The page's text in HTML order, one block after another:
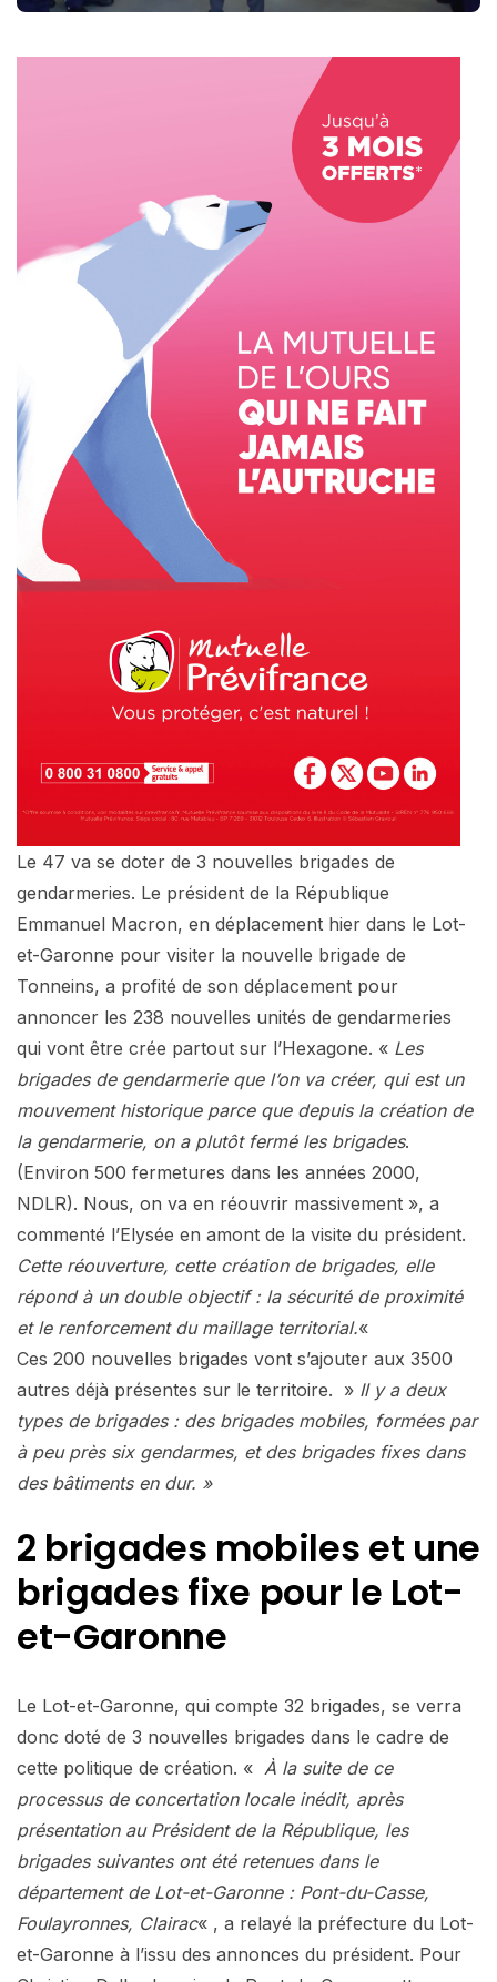
Le 47 va se doter de 3 nouvelles brigades de
gendarmeries. Le président de la République
Emmanuel Macron, en déplacement hier dans le Lot-
et-Garonne pour visiter la nouvelle brigade de
Tonneins, a profité de son déplacement pour
annoncer les 238 nouvelles unités de gendarmeries
qui vont être crée partout sur l’Hexagone. « Les
brigades de gendarmerie que l’on va créer, qui est un
mouvement historique parce que depuis la création de
la gendarmerie, on a plutôt fermé les brigades.
(Environ 500 fermetures dans les années 2000,
NDLR). Nous, on va en réouvrir massivement », a
commenté l’Elysée en amont de la visite du président.
Cette réouverture, cette création de brigades, elle
répond à un double objectif : la sécurité de proximité
et le renforcement du maillage territorial.«
Ces 200 nouvelles brigades vont s’ajouter aux 3500
autres déjà présentes sur le territoire. » Il y a deux
types de brigades : des brigades mobiles, formées par
à peu près six gendarmes, et des brigades fixes dans
des bâtiments en dur. »
2 brigades mobiles et une
brigades fixe pour le Lot-
et-Garonne
Le Lot-et-Garonne, qui compte 32 brigades, se verra
donc doté de 3 nouvelles brigades dans le cadre de
cette politique de création. « À la suite de ce
processus de concertation locale inédit, après
présentation au Président de la République, les
brigades suivantes ont été retenues dans le
département de Lot-et-Garonne : Pont-du-Casse,
Foulayronnes, Clairac« , a relayé la préfecture du Lot-
et-Garonne à l’issu des annonces du président. Pour